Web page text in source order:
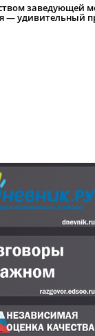
заведующей
— удивительный